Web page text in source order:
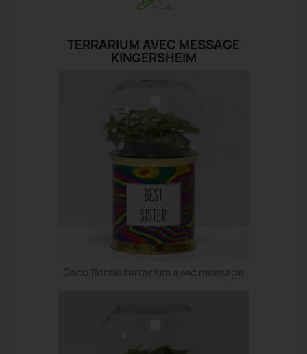
TERRARIUM AVEC MESSAGE
KINGERSHEIM
Deco florale terrarium avec message